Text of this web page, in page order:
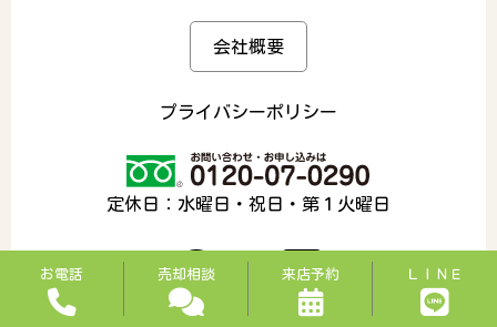
会社概要
プライバシーポリシー
定休日：水曜日・祝日・第１火曜日
お電話 売却相談 来店予約 ＬＩＮＥ